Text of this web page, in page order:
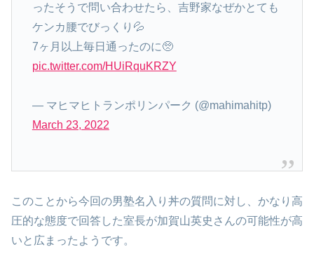
ったそうで問い合わせたら、吉野家なぜかとても
ケンカ腰でびっくり💦
7ヶ月以上毎日通ったのに🥺
pic.twitter.com/HUiRquKRZY
— マヒマヒトランポリンパーク (@mahimahitp)
March 23, 2022
このことから今回の男塾名入り丼の質問に対し、かなり高
圧的な態度で回答した室長が加賀山英史さんの可能性が高
いと広まったようです。